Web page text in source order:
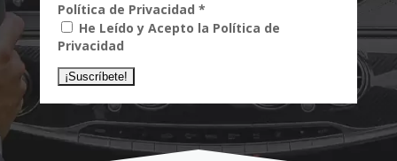
Política de Privacidad *
He Leído y Acepto la Política de
Privacidad